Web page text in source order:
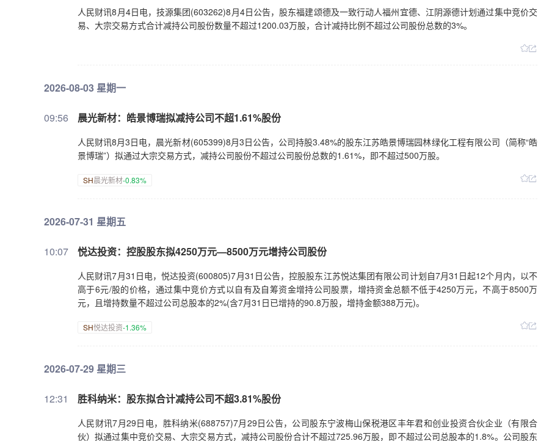
人民财讯8月4日电，技源集团(603262)8月4日公告，股东福建颂德及一致行动人福州宜德、江阴源德计划通过集中竞价交
易、大宗交易方式合计减持公司股份数量不超过1200.03万股，合计减持比例不超过公司股份总数的3%。
2026-08-03 星期一
09:56 晨光新材：皓景博瑞拟减持公司不超1.61%股份
人民财讯8月3日电，晨光新材(605399)8月3日公告，公司持股3.48%的股东江苏皓景博瑞园林绿化工程有限公司（简称“皓
景博瑞”）拟通过大宗交易方式，减持公司股份不超过公司股份总数的1.61%，即不超过500万股。
SH晨光新材-0.83%
2026-07-31 星期五
10:07 悦达投资：控股股东拟4250万元—8500万元增持公司股份
人民财讯7月31日电，悦达投资(600805)7月31日公告，控股股东江苏悦达集团有限公司计划自7月31日起12个月内，以不
高于6元/股的价格，通过集中竞价方式以自有及自筹资金增持公司股票，增持资金总额不低于4250万元，不高于8500万
元，且增持数量不超过公司总股本的2%(含7月31日已增持的90.8万股，增持金额388万元)。
SH悦达投资-1.36%
2026-07-29 星期三
12:31 胜科纳米：股东拟合计减持公司不超3.81%股份
人民财讯7月29日电，胜科纳米(688757)7月29日公告，公司股东宁波梅山保税港区丰年君和创业投资合伙企业（有限合
伙）拟通过集中竞价交易、大宗交易方式，减持公司股份合计不超过725.96万股，即不超过公司总股本的1.8%。公司股东